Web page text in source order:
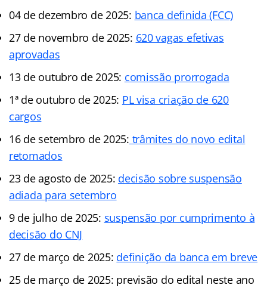
04 de dezembro de 2025: banca definida (FCC)
27 de novembro de 2025: 620 vagas efetivas
aprovadas
13 de outubro de 2025: comissão prorrogada
1ª de outubro de 2025: PL visa criação de 620
cargos
16 de setembro de 2025: trâmites do novo edital
retomados
23 de agosto de 2025: decisão sobre suspensão
adiada para setembro
9 de julho de 2025: suspensão por cumprimento à
decisão do CNJ
27 de março de 2025: definição da banca em breve
25 de março de 2025: previsão do edital neste ano